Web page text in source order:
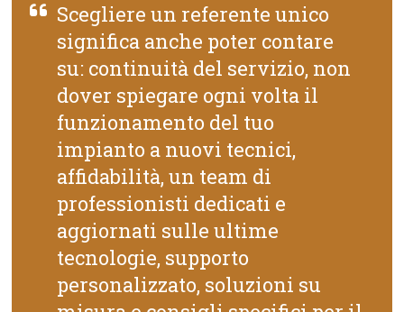
Scegliere un referente unico
significa anche poter contare
su: continuità del servizio, non
dover spiegare ogni volta il
funzionamento del tuo
impianto a nuovi tecnici,
affidabilità, un team di
professionisti dedicati e
aggiornati sulle ultime
tecnologie, supporto
personalizzato, soluzioni su